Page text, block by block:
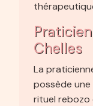
Chelles
La
possède
rituel